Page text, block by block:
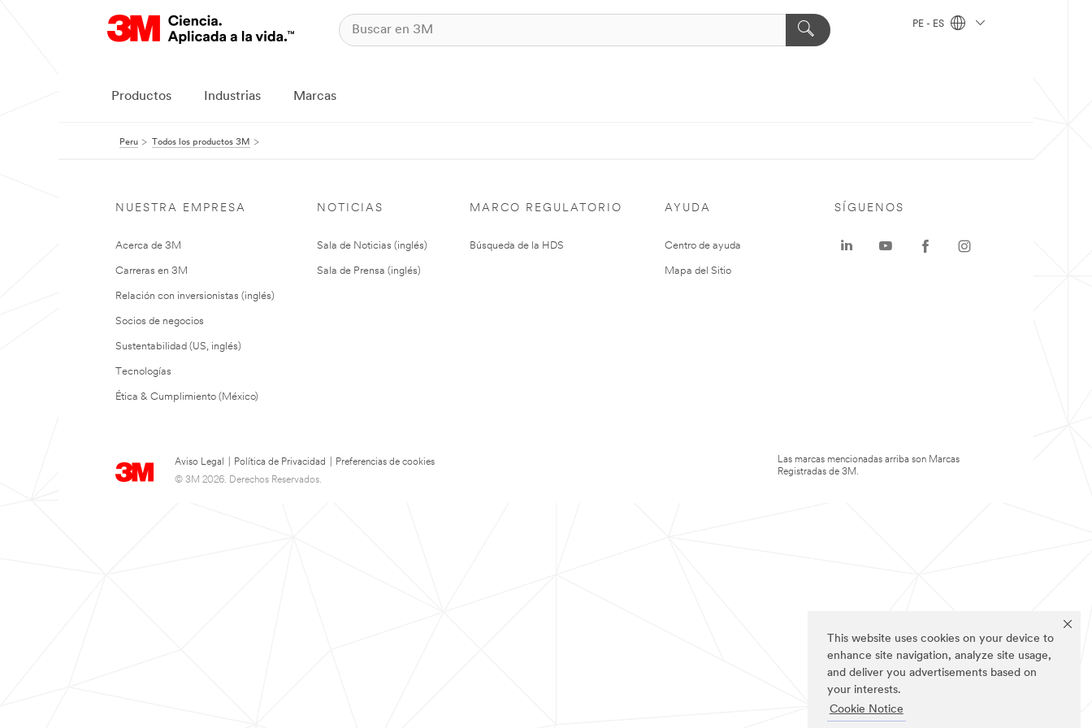
This website uses cookies on your device to
enhance site navigation, analyze site usage,
and deliver you advertisements based on
your interests.
Cookie Notice
PE - ES
Productos Industrias Marcas
Peru Todos los productos 3M
NUESTRA EMPRESA
Acerca de 3M
Carreras en 3M
Relación con inversionistas (inglés)
Socios de negocios
Sustentabilidad (US, inglés)
Tecnologías
Ética & Cumplimiento (México)
NOTICIAS
Sala de Noticias (inglés)
Sala de Prensa (inglés)
MARCO REGULATORIO
Búsqueda de la HDS
AYUDA
Centro de ayuda
Mapa del Sitio
Aviso Legal Política de Privacidad
Preferencias de cookies
© 3M 2026. Derechos Reservados.
SÍGUENOS
Las marcas mencionadas arriba son Marcas
Registradas de 3M.